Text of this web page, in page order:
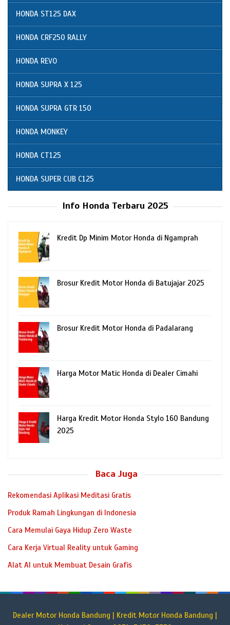
HONDA ST125 DAX
HONDA CRF250 RALLY
HONDA REVO
HONDA SUPRA X 125
HONDA SUPRA GTR 150
HONDA MONKEY
HONDA CT125
HONDA SUPER CUB C125
Info Honda Terbaru 2025
Kredit Dp Minim Motor Honda di Ngamprah
Brosur Kredit Motor Honda di Batujajar 2025
Brosur Kredit Motor Honda di Padalarang
Harga Motor Matic Honda di Dealer Cimahi
Harga Kredit Motor Honda Stylo 160 Bandung
2025
Baca Juga
Rekomendasi Aplikasi Meditasi Gratis
Produk Ramah Lingkungan di Indonesia
Cara Memulai Gaya Hidup Zero Waste
Cara Kerja Virtual Reality untuk Gaming
Alat AI untuk Membuat Desain Grafis
Dealer Motor Honda Bandung | Kredit Motor Honda Bandung |